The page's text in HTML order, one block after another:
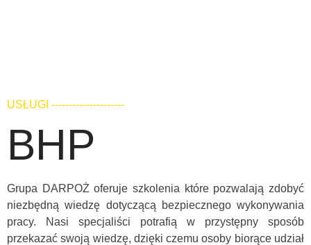
USŁUGI ---------------------
BHP
Grupa DARPOŻ oferuje szkolenia które pozwalają zdobyć
niezbędną wiedzę dotyczącą bezpiecznego wykonywania
pracy. Nasi specjaliści potrafią w przystępny sposób
przekazać swoją wiedzę, dzięki czemu osoby biorące udział